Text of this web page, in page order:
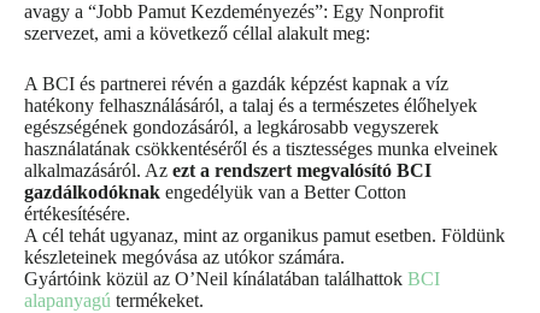
avagy a “Jobb Pamut Kezdeményezés”: Egy Nonprofit
szervezet, ami a következő céllal alakult meg:
A BCI és partnerei révén a gazdák képzést kapnak a víz
hatékony felhasználásáról, a talaj és a természetes élőhelyek
egészségének gondozásáról, a legkárosabb vegyszerek
használatának csökkentéséről és a tisztességes munka elveinek
alkalmazásáról. Az ezt a rendszert megvalósító BCI
gazdálkodóknak engedélyük van a Better Cotton
értékesítésére.
A cél tehát ugyanaz, mint az organikus pamut esetben. Földünk
készleteinek megóvása az utókor számára.
Gyártóink közül az O’Neil kínálatában találhattok BCI
alapanyagú termékeket.